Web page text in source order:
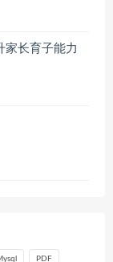
家长育子能力
PDF